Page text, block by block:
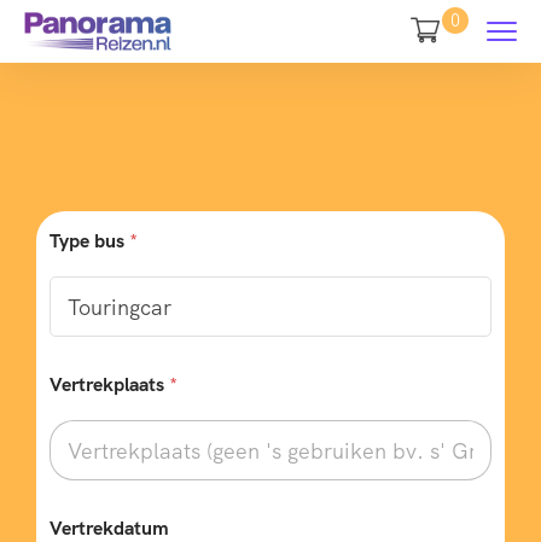
0
Type bus *
Vertrekplaats *
Vertrekdatum